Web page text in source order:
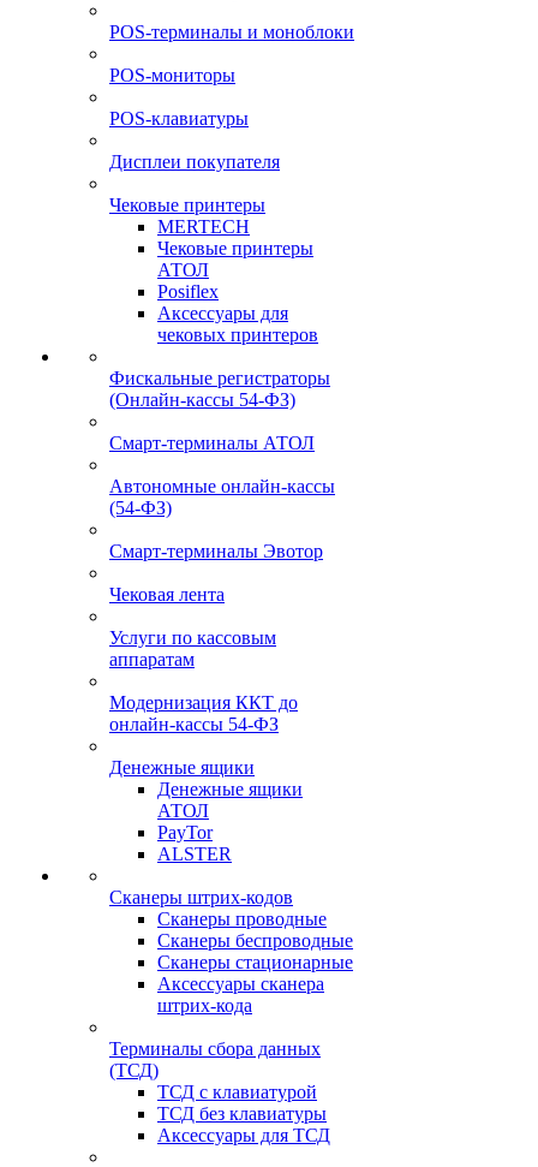
POS-терминалы и моноблоки
POS-мониторы
POS-клавиатуры
Дисплеи покупателя
Чековые принтеры
MERTECH
Чековые принтеры
АТОЛ
Posiflex
Аксессуары для
чековых принтеров
Фискальные регистраторы
(Онлайн-кассы 54-ФЗ)
Смарт-терминалы АТОЛ
Автономные онлайн-кассы
(54-ФЗ)
Смарт-терминалы Эвотор
Чековая лента
Услуги по кассовым
аппаратам
Модернизация ККТ до
онлайн-кассы 54-ФЗ
Денежные ящики
Денежные ящики
АТОЛ
PayTor
ALSTER
Сканеры штрих-кодов
Сканеры проводные
Сканеры беспроводные
Сканеры стационарные
Аксессуары сканера
штрих-кода
Терминалы сбора данных
(ТСД)
ТСД с клавиатурой
ТСД без клавиатуры
Аксессуары для ТСД